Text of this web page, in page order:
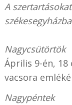
A
Nagycsütörtök
Április 9-én,
vacsora
Nagypéntek